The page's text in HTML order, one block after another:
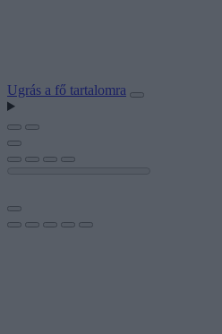
Ugrás a fő tartalomra